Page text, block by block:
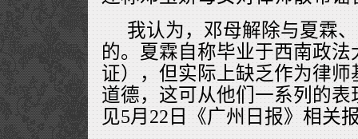
我认为，邓母解除与夏霖
的。夏霖自称毕业于西南政
证），但实际上缺乏作为律
道德，这可从他们一系列的
见5月22日《广州日报》相关